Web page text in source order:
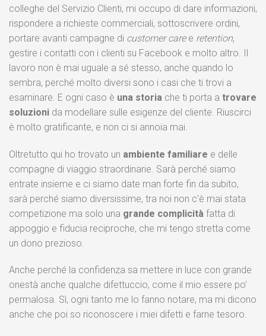
colleghe del Servizio Clienti, mi occupo di dare informazioni,
rispondere a richieste commerciali, sottoscrivere ordini,
portare avanti campagne di customer caree retention,
gestire i contatti con i clienti su Facebook e molto altro. Il
lavoro non è mai uguale a sé stesso, anche quando lo
sembra, perché molto diversi sono i casi che ti trovi a
esaminare. E ogni caso è una storia che ti porta a trovare
soluzioni da modellare sulle esigenze del cliente. Riuscirci
è molto gratificante, e non ci si annoia mai.
Oltretutto qui ho trovato un ambiente familiare e delle
compagne di viaggio straordinarie. Sarà perché siamo
entrate insieme e ci siamo date man forte fin da subito,
sarà perché siamo diversissime, tra noi non c’è mai stata
competizione ma solo una grande complicità fatta di
appoggio e fiducia reciproche, che mi tengo stretta come
un dono prezioso.
Anche perché la confidenza sa mettere in luce con grande
onestà anche qualche difettuccio, come il mio essere po’
permalosa. Sì, ogni tanto me lo fanno notare, ma mi dicono
anche che poi so riconoscere i miei difetti e farne tesoro.